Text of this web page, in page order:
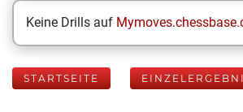
Keine Drills auf
STARTSEITE